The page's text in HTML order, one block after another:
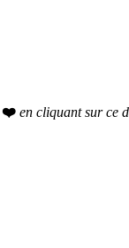
❤️ en cliquant sur ce